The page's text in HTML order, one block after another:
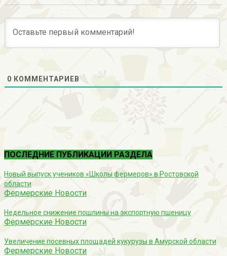
0 КОММЕНТАРИЕВ
ПОСЛЕДНИЕ ПУБЛИКАЦИИ РАЗДЕЛА
Новый выпуск учеников «Школы фермеров» в Ростовской
области
Фермерские Новости
Недельное снижение пошлины на экспортную пшеницу
Фермерские Новости
Увеличение посевных площадей кукурузы в Амурской области
Фермерские Новости